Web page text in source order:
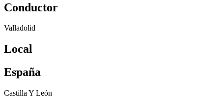
Conductor
Valladolid
Local
España
Castilla Y León